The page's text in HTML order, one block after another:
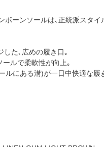
ボーンソールは､正統派スタ
した､広めの履き口｡
ルで柔軟性が向上｡
ルにある溝)が一日中快適な履